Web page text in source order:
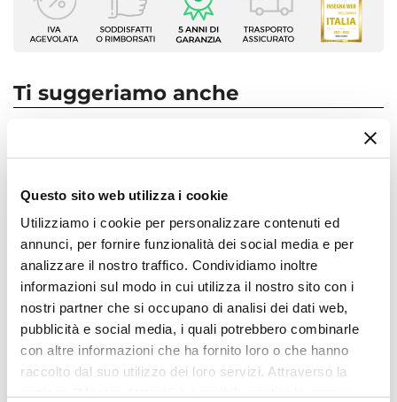
Questo sito web utilizza i cookie
Utilizziamo i cookie per personalizzare contenuti ed
annunci, per fornire funzionalità dei social media e per
analizzare il nostro traffico. Condividiamo inoltre
informazioni sul modo in cui utilizza il nostro sito con i
nostri partner che si occupano di analisi dei dati web,
pubblicità e social media, i quali potrebbero combinarle
con altre informazioni che ha fornito loro o che hanno
raccolto dal suo utilizzo dei loro servizi. Attraverso la
Tipologia
Incasso Doccia
Serie
Installazione
A muro |Incasso
Azionamento
Leva monocomando
Attacchi
1/2"G
Dimensione Piastra
Ø 11,6 cm
Ti suggeriamo anche
CODICE: PVT-BI1
Tergivetro in acciaio inox
cromo con ganci a muro e
ventosa
CODICE:BOXCLEAN
Trattamento anticalcare e
ripristino in kit per box
doccia